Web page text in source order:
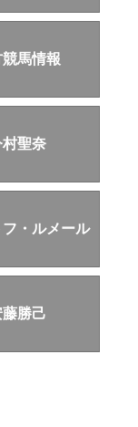
馬情報
村聖奈
・ルメール
勝己